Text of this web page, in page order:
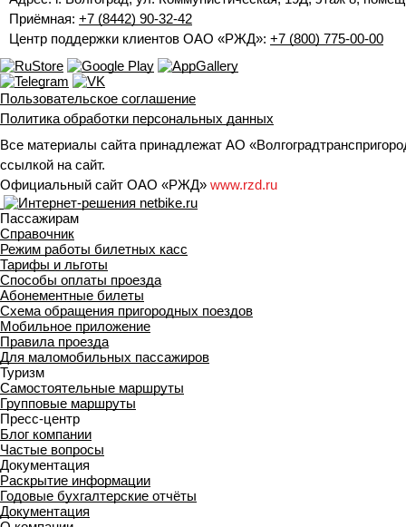
Приёмная: +7 (8442) 90-32-42
Центр поддержки клиентов ОАО «РЖД»: +7 (800) 775-00-00
Пользовательское соглашение
Политика обработки персональных данных
Все материалы сайта принадлежат АО
ссылкой на сайт.
Официальный сайт ОАО «РЖД» www.rzd.ru
Пассажирам
Справочник
Режим работы билетных касс
Тарифы и льготы
Способы оплаты проезда
Абонементные билеты
Схема обращения пригородных поездов
Мобильное приложение
Правила проезда
Для маломобильных пассажиров
Туризм
Самостоятельные маршруты
Групповые маршруты
Пресс-центр
Блог компании
Частые вопросы
Документация
Раскрытие информации
Годовые бухгалтерские отчёты
Документация